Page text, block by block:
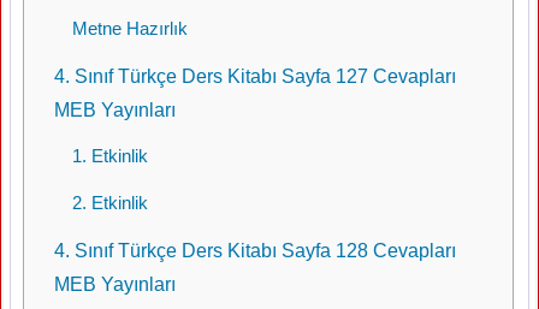
Metne Hazırlık
4. Sınıf Türkçe Ders Kitabı Sayfa 127 Cevapları
MEB Yayınları
1. Etkinlik
2. Etkinlik
4. Sınıf Türkçe Ders Kitabı Sayfa 128 Cevapları
MEB Yayınları